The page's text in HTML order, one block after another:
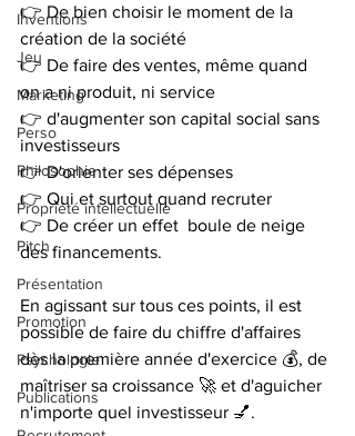
Inventions
Jeu
Marketing
Perso
Philosophie
Propriété intellectuelle
Pitch
Présentation
Promotion
Psychologie
Publications
👉 De bien choisir le moment de la
création de la société
👉 De faire des ventes, même quand
on a ni produit, ni service
👉 d'augmenter son capital social sans
investisseurs
👉 D'orienter ses dépenses
👉 Qui et surtout quand recruter
👉 De créer un effet  boule de neige
des financements.
En agissant sur tous ces points, il est
possible de faire du chiffre d'affaires
dès la première année d'exercice 💰, de
maîtriser sa croissance 🚀 et d'aguicher
n'importe quel investisseur 💅.